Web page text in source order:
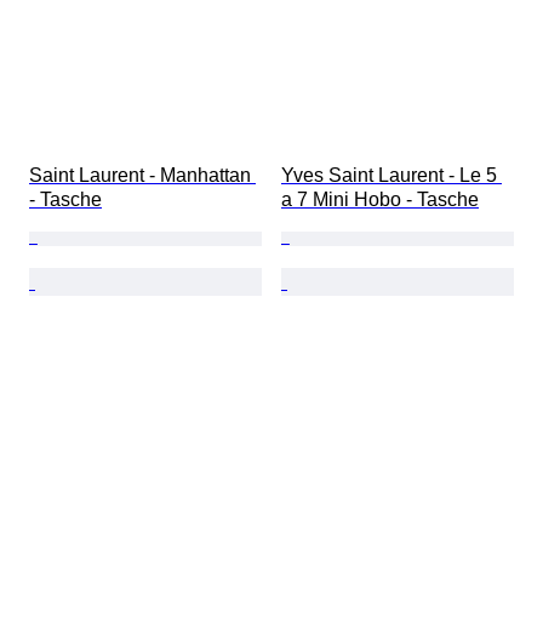
Saint Laurent - Manhattan
- Tasche
Yves Saint Laurent - Le 5
a 7 Mini Hobo - Tasche